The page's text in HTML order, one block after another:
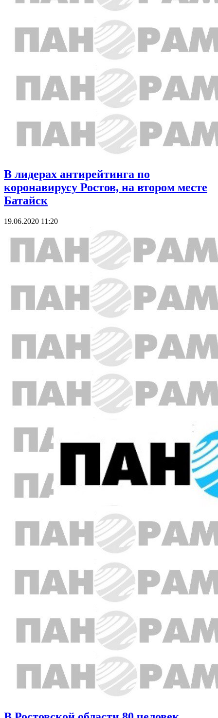
В лидерах антирейтинга по
коронавирусу Ростов, на втором месте
Батайск
19.06.2020 11:20